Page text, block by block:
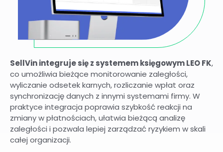
SellVin integruje się z systemem księgowym LEO FK,
co umożliwia bieżące monitorowanie zaległości,
wyliczanie odsetek karnych, rozliczanie wpłat oraz
synchronizację danych z innymi systemami firmy. W
praktyce integracja poprawia szybkość reakcji na
zmiany w płatnościach, ułatwia bieżącą analizę
zaległości i pozwala lepiej zarządzać ryzykiem w skali
całej organizacji.